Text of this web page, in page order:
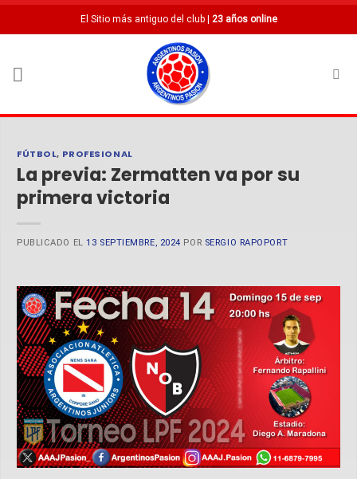
Saltar
El Sitio más antiguo del club | 23 años online
FÚTBOL, PROFESIONAL
La previa: Zermatten va por su
primera victoria
PUBLICADO EL13 SEPTIEMBRE, 2024 POR SERGIO RAPOPORT